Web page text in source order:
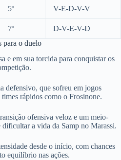
5º V-E-D-V-V
7º
D-V-E-V-D
para o duelo
e em sua torcida para conquistar os
defensivo, que sofreu em jogos
rápidos como o Frosinone.
ofensiva veloz e um meio-
dificultar a vida da Samp no Marassi.
desde o início, com chances
equilíbrio nas ações.